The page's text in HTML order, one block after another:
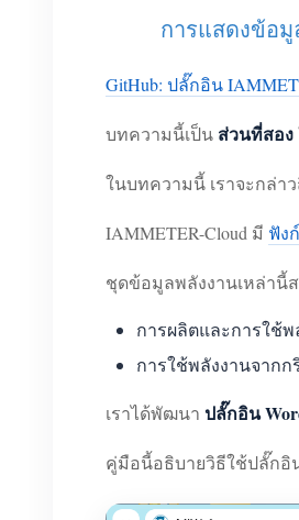
การแสดงข้อมู
GitHub: ปลั๊กอิน
บทความนี้เป็น ส่วนที่สอง
ในบทความนี้ เราจะกล่า
IAMMETER-Cloud มี ฟัง
ชุดข้อมูลพลังงานเหล่านี้
การผลิตและการใช้
การใช้พลังงานจาก
เราได้พัฒนา ปลั๊กอิน
คู่มือนี้อธิบายวิธีใช้ปลั๊กอิ